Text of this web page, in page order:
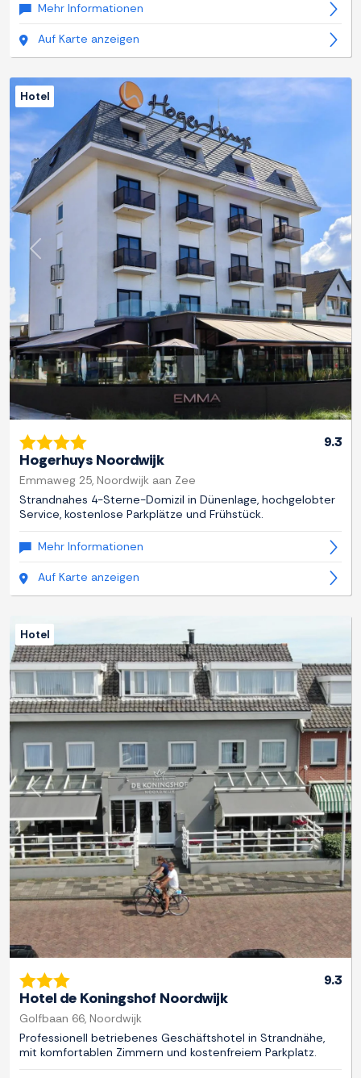
Mehr Informationen
Auf Karte anzeigen
Zurück
Hotel
9.3
Hogerhuys Noordwijk
Emmaweg 25, Noordwijk aan Zee
Strandnahes 4-Sterne-Domizil in Dünenlage, hochgelobter
Service, kostenlose Parkplätze und Frühstück.
Mehr Informationen
Auf Karte anzeigen
Zurück
Hotel
9.3
Hotel de Koningshof Noordwijk
Golfbaan 66, Noordwijk
Professionell betriebenes Geschäftshotel in Strandnähe,
mit komfortablen Zimmern und kostenfreiem Parkplatz.